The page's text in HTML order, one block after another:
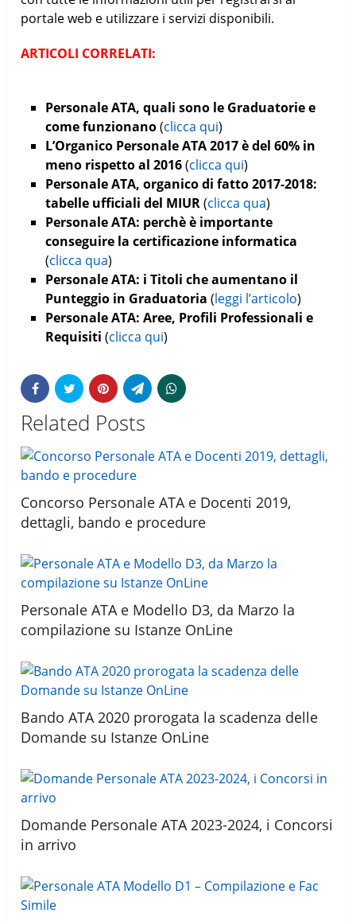
portale web e utilizzare i servizi disponibili.
ARTICOLI CORRELATI:
Personale ATA, quali sono le Graduatorie e
come funzionano(clicca qui)
L’Organico Personale ATA 2017 è del 60% in
meno rispetto al 2016(clicca qui)
Personale ATA, organico di fatto 2017-2018:
tabelle ufficiali del MIUR(clicca qua)
Personale ATA: perchè è importante
conseguire la certificazione informatica
(clicca qua)
Personale ATA: i Titoli che aumentano il
Punteggio in Graduatoria (leggi l’articolo)
Personale ATA: Aree, Profili Professionali e
Requisiti (clicca qui)
Related Posts
Concorso Personale ATA e Docenti 2019,
dettagli, bando e procedure
Personale ATA e Modello D3, da Marzo la
compilazione su Istanze OnLine
Bando ATA 2020 prorogata la scadenza delle
Domande su Istanze OnLine
Domande Personale ATA 2023-2024, i Concorsi
in arrivo